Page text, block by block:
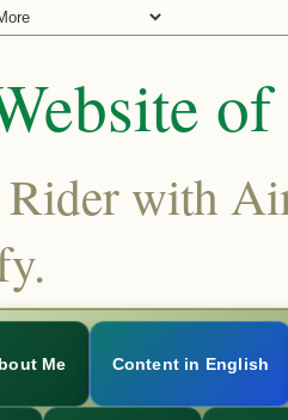
with
Me Content in English